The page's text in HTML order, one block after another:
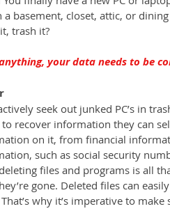
a basement, closet, attic, or
trash it?
your data needs to be
seek out junked PC’s in
to recover information they can
on it, from financial
such as social security
files and programs is all
gone. Deleted files can
why it’s imperative to